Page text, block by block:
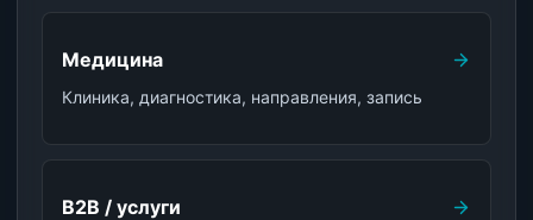
Медицина
Клиника, диагностика, направления, запись
B2B / услуги